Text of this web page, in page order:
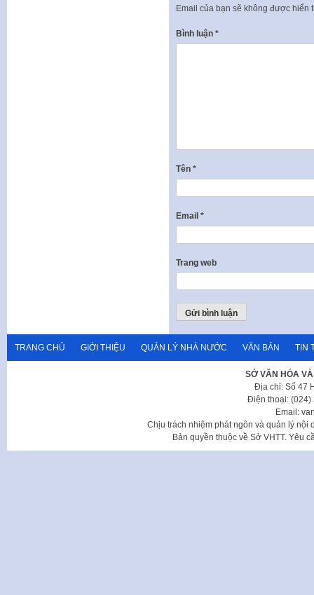
Email của bạn sẽ không được hiển
Bình luận *
Tên *
Email *
Trang web
TRANG CHỦ GIỚI THIỆU QUẢN LÝ NHÀ NƯỚC VĂN BẢN TIN
SỞ VĂN HÓA
Địa chỉ: Số 47
Điện thoại: (024)
Email:
Chịu trách nhiệm phát ngôn và quản lý nội
Bản quyền thuộc về Sở VHTT. Yêu